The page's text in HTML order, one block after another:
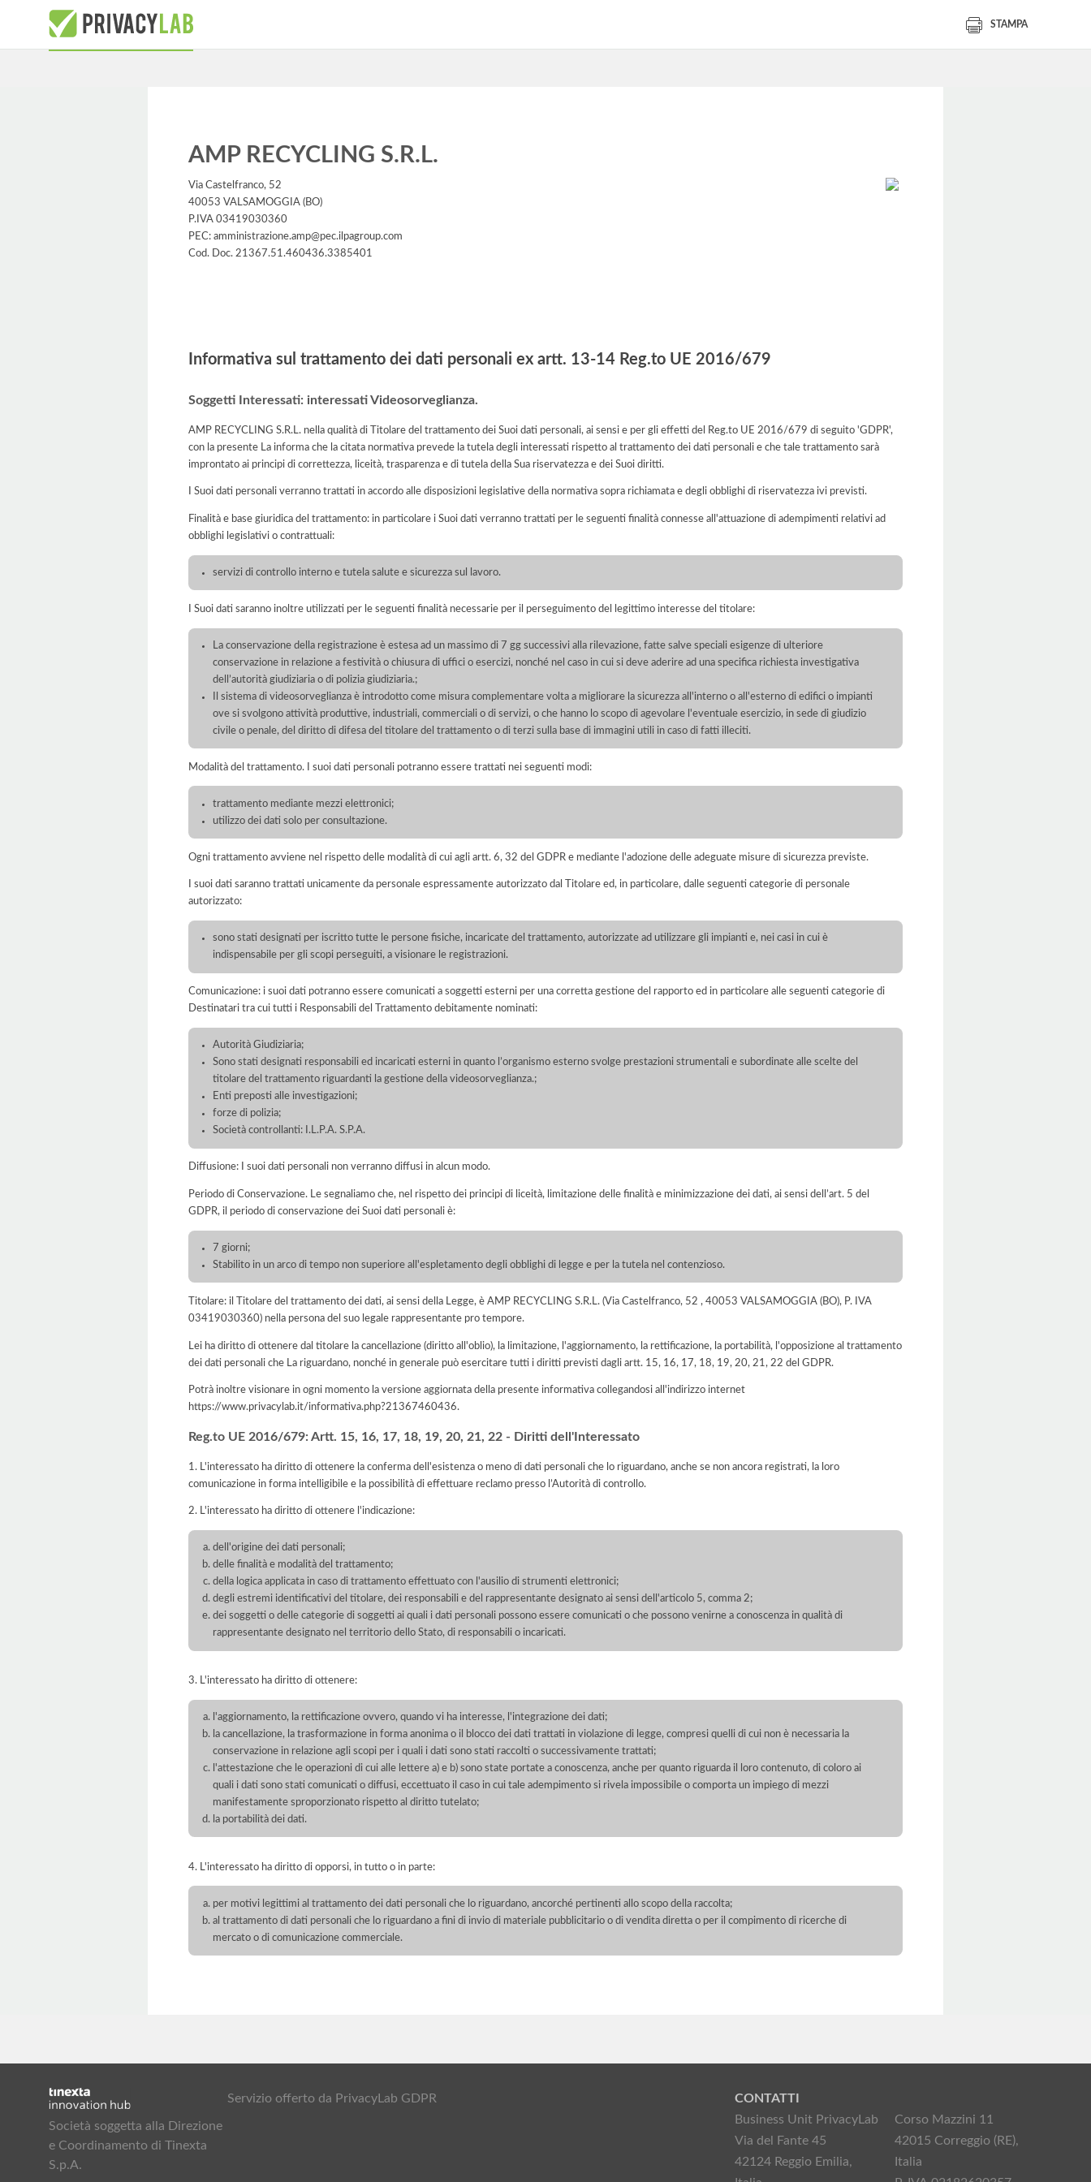
STAMPA
AMP RECYCLING S.R.L.
Via Castelfranco, 52
40053 VALSAMOGGIA (BO)
P.IVA 03419030360
PEC: amministrazione.amp@pec.ilpagroup.com
Cod. Doc. 21367.51.460436.3385401
Informativa sul trattamento dei dati personali ex artt. 13-14 Reg.to UE 2016/679
Soggetti Interessati: interessati Videosorveglianza.
AMP RECYCLING S.R.L. nella qualità di Titolare del trattamento dei Suoi dati personali, ai sensi e per gli effetti del Reg.to UE 2016/679 di seguito 'GDPR',
con la presente La informa che la citata normativa prevede la tutela degli interessati rispetto al trattamento dei dati personali e che tale trattamento sarà
improntato ai principi di correttezza, liceità, trasparenza e di tutela della Sua riservatezza e dei Suoi diritti.
I Suoi dati personali verranno trattati in accordo alle disposizioni legislative della normativa sopra richiamata e degli obblighi di riservatezza ivi previsti.
Finalità e base giuridica del trattamento: in particolare i Suoi dati verranno trattati per le seguenti finalità connesse all'attuazione di adempimenti relativi ad
obblighi legislativi o contrattuali:
servizi di controllo interno e tutela salute e sicurezza sul lavoro.
I Suoi dati saranno inoltre utilizzati per le seguenti finalità necessarie per il perseguimento del legittimo interesse del titolare:
La conservazione della registrazione è estesa ad un massimo di 7 gg successivi alla rilevazione, fatte salve speciali esigenze di ulteriore
conservazione in relazione a festività o chiusura di uffici o esercizi, nonché nel caso in cui si deve aderire ad una specifica richiesta investigativa
dell’autorità giudiziaria o di polizia giudiziaria.;
Il sistema di videosorveglianza è introdotto come misura complementare volta a migliorare la sicurezza all'interno o all'esterno di edifici o impianti
ove si svolgono attività produttive, industriali, commerciali o di servizi, o che hanno lo scopo di agevolare l'eventuale esercizio, in sede di giudizio
civile o penale, del diritto di difesa del titolare del trattamento o di terzi sulla base di immagini utili in caso di fatti illeciti.
Modalità del trattamento. I suoi dati personali potranno essere trattati nei seguenti modi:
trattamento mediante mezzi elettronici;
utilizzo dei dati solo per consultazione.
Ogni trattamento avviene nel rispetto delle modalità di cui agli artt. 6, 32 del GDPR e mediante l'adozione delle adeguate misure di sicurezza previste.
I suoi dati saranno trattati unicamente da personale espressamente autorizzato dal Titolare ed, in particolare, dalle seguenti categorie di personale
autorizzato:
sono stati designati per iscritto tutte le persone fisiche, incaricate del trattamento, autorizzate ad utilizzare gli impianti e, nei casi in cui è
indispensabile per gli scopi perseguiti, a visionare le registrazioni.
Comunicazione: i suoi dati potranno essere comunicati a soggetti esterni per una corretta gestione del rapporto ed in particolare alle seguenti categorie di
Destinatari tra cui tutti i Responsabili del Trattamento debitamente nominati:
Autorità Giudiziaria;
Sono stati designati responsabili ed incaricati esterni in quanto l’organismo esterno svolge prestazioni strumentali e subordinate alle scelte del
titolare del trattamento riguardanti la gestione della videosorveglianza.;
Enti preposti alle investigazioni;
forze di polizia;
Società controllanti: I.L.P.A. S.P.A.
Diffusione: I suoi dati personali non verranno diffusi in alcun modo.
Periodo di Conservazione. Le segnaliamo che, nel rispetto dei principi di liceità, limitazione delle finalità e minimizzazione dei dati, ai sensi dell’art. 5 del
GDPR, il periodo di conservazione dei Suoi dati personali è:
7 giorni;
Stabilito in un arco di tempo non superiore all'espletamento degli obblighi di legge e per la tutela nel contenzioso.
Titolare: il Titolare del trattamento dei dati, ai sensi della Legge, è AMP RECYCLING S.R.L. (Via Castelfranco, 52 , 40053 VALSAMOGGIA (BO), P. IVA
03419030360) nella persona del suo legale rappresentante pro tempore.
Lei ha diritto di ottenere dal titolare la cancellazione (diritto all'oblio), la limitazione, l'aggiornamento, la rettificazione, la portabilità, l'opposizione al trattamento
dei dati personali che La riguardano, nonché in generale può esercitare tutti i diritti previsti dagli artt. 15, 16, 17, 18, 19, 20, 21, 22 del GDPR.
Potrà inoltre visionare in ogni momento la versione aggiornata della presente informativa collegandosi all'indirizzo internet
https://www.privacylab.it/informativa.php?21367460436.
Reg.to UE 2016/679: Artt. 15, 16, 17, 18, 19, 20, 21, 22 - Diritti dell'Interessato
1. L'interessato ha diritto di ottenere la conferma dell'esistenza o meno di dati personali che lo riguardano, anche se non ancora registrati, la loro
comunicazione in forma intelligibile e la possibilità di effettuare reclamo presso l’Autorità di controllo.
2. L'interessato ha diritto di ottenere l'indicazione:
dell'origine dei dati personali;
delle finalità e modalità del trattamento;
della logica applicata in caso di trattamento effettuato con l'ausilio di strumenti elettronici;
degli estremi identificativi del titolare, dei responsabili e del rappresentante designato ai sensi dell'articolo 5, comma 2;
dei soggetti o delle categorie di soggetti ai quali i dati personali possono essere comunicati o che possono venirne a conoscenza in qualità di
rappresentante designato nel territorio dello Stato, di responsabili o incaricati.
3. L'interessato ha diritto di ottenere:
l'aggiornamento, la rettificazione ovvero, quando vi ha interesse, l'integrazione dei dati;
la cancellazione, la trasformazione in forma anonima o il blocco dei dati trattati in violazione di legge, compresi quelli di cui non è necessaria la
conservazione in relazione agli scopi per i quali i dati sono stati raccolti o successivamente trattati;
l'attestazione che le operazioni di cui alle lettere a) e b) sono state portate a conoscenza, anche per quanto riguarda il loro contenuto, di coloro ai
quali i dati sono stati comunicati o diffusi, eccettuato il caso in cui tale adempimento si rivela impossibile o comporta un impiego di mezzi
manifestamente sproporzionato rispetto al diritto tutelato;
la portabilità dei dati.
4. L'interessato ha diritto di opporsi, in tutto o in parte:
per motivi legittimi al trattamento dei dati personali che lo riguardano, ancorché pertinenti allo scopo della raccolta;
al trattamento di dati personali che lo riguardano a fini di invio di materiale pubblicitario o di vendita diretta o per il compimento di ricerche di
mercato o di comunicazione commerciale.
Società soggetta alla Direzione
e Coordinamento di Tinexta
S.p.A.
Servizio offerto da PrivacyLab GDPR
CONTATTI
Business Unit PrivacyLab
Via del Fante 45
42124 Reggio Emilia,
Corso Mazzini 11
42015 Correggio (RE),
Italia